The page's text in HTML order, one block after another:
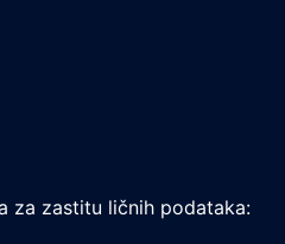
za zastitu ličnih podataka: